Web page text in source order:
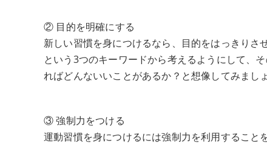
② 目的を明確にする
新しい習慣を身につけるなら、目的をはっきり
という3つのキーワードから考えるようにして、
ればどんないいことがあるか？と想像してみまし
③ 強制力をつける
運動習慣を身につけるには強制力を利用するこ